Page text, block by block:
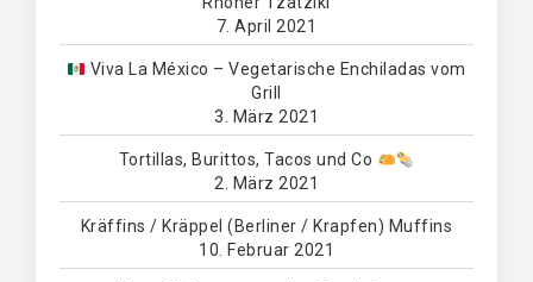
7. April 2021
Viva La México – Vegetarische Enchiladas vom
Grill
3. März 2021
Tortillas, Burittos, Tacos und Co
2. März 2021
Kräffins / Kräppel (Berliner / Krapfen) Muffins
10. Februar 2021